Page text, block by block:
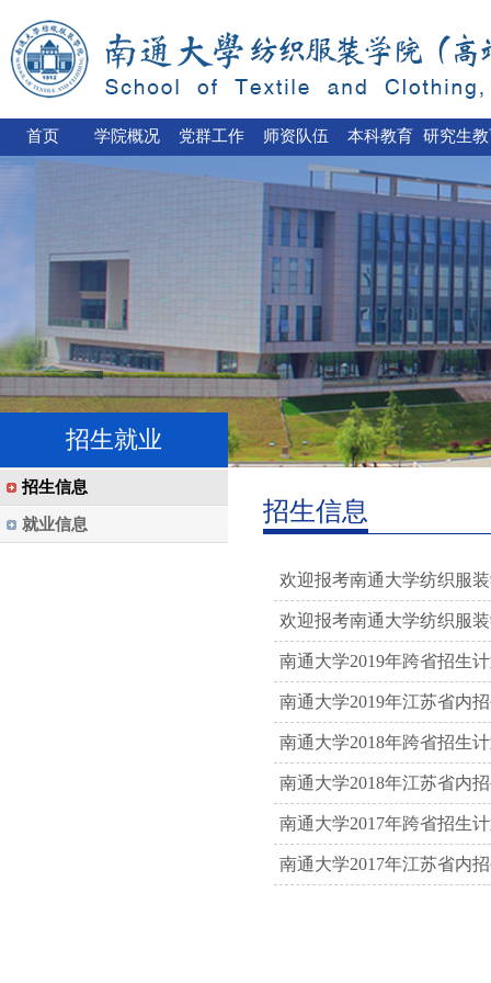
首页 学院概况 党群工作 师资队伍 本科教育 研究生
招生就业
招生信息
就业信息 招生信息
欢迎报考南通大学纺织服
欢迎报考南通大学纺织服
南通大学2019年跨省招生
南通大学2019年江苏省内
南通大学2018年跨省招生
南通大学2018年江苏省内
南通大学2017年跨省招生
南通大学2017年江苏省内